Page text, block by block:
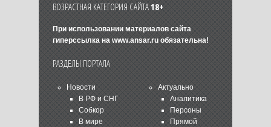
ВОЗРАСТНАЯ КАТЕГОРИЯ САЙТА18+
При использовании материалов сайта
гиперссылка на www.ansar.ruобязательна!
РАЗДЕЛЫ ПОРТАЛА
Новости
В РФ и СНГ
Собкор
В мире
Актуально
Аналитика
Персоны
Прямой